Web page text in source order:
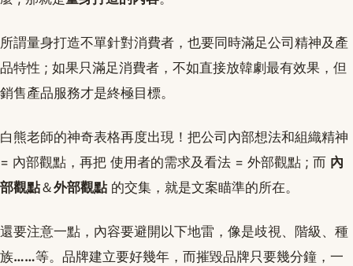
所謂量身打造不單針對消費者，也要同時滿足公司精神及產
品特性 ; 如果只滿足消費者，不如直接放韓劇最有效果，但
銷售產品服務才是終極目標。
白熊老師的神奇表格再度出現！把公司內部想法和組織精神
= 內部觀點，再把 使用者的需求及看法 = 外部觀點 ; 而 內
部觀點＆外部觀點 的交集，就是文案瞄準的所在。
還要注意一點，內容要避開以下地雷，像是歧視、階級、種
族……等。品牌建立要好幾年，而摧毀品牌只要幾分鐘，一